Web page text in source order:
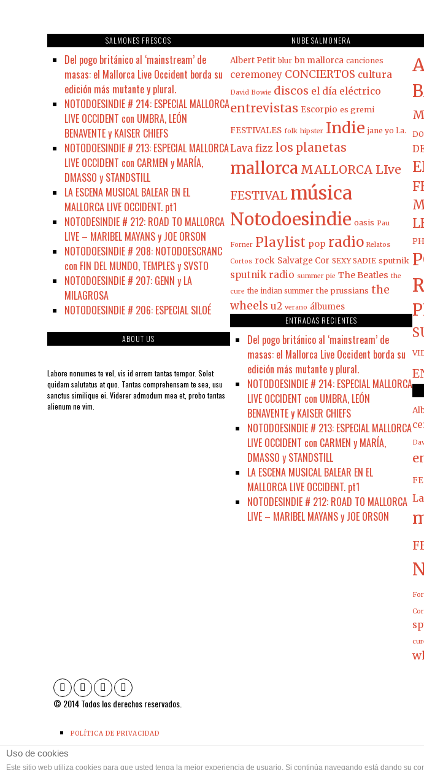
SALMONES FRESCOS
Del pogo británico al ‘mainstream’ de
masas: el Mallorca Live Occident borda su
edición más mutante y plural.
NOTODOESINDIE # 214: ESPECIAL MALLORCA
LIVE OCCIDENT con UMBRA, LEÓN
BENAVENTE y KAISER CHIEFS
NOTODOESINDIE # 213: ESPECIAL MALLORCA
LIVE OCCIDENT con CARMEN y MARÍA,
DMASSO y STANDSTILL
LA ESCENA MUSICAL BALEAR EN EL
MALLORCA LIVE OCCIDENT. pt1
NOTODESINDIE # 212: ROAD TO MALLORCA
LIVE – MARIBEL MAYANS y JOE ORSON
NOTODOESINDIE # 208: NOTODOESCRANC
con FIN DEL MUNDO, TEMPLES y SVSTO
NOTODOESINDIE # 207: GENN y LA
MILAGROSA
NOTODOESINDIE # 206: ESPECIAL SILOÉ
ABOUT US
Labore nonumes te vel, vis id errem tantas tempor. Solet
quidam salutatus at quo. Tantas comprehensam te sea, usu
sanctus similique ei. Viderer admodum mea et, probo tantas
alienum ne vim.
NUBE SALMONERA
Albert Petit blur bn mallorca canciones
ceremoney CONCIERTOS cultura
David Bowie discos el día eléctrico
entrevistas Escorpio es gremi
FESTIVALES folk hipster Indie jane yo l.a.
Lava fizz los planetas
mallorca MALLORCA LIve
FESTIVAL música
Notodoesindie oasis Pau
Forner Playlist pop radio Relatos
Cortos rock Salvatge Cor SEXY SADIE sputnik
sputnik radio summer pie The Beatles the
cure the indian summer the prussians the
wheels u2 verano álbumes
ENTRADAS RECIENTES
Del pogo británico al ‘mainstream’ de
masas: el Mallorca Live Occident borda su
edición más mutante y plural.
NOTODOESINDIE # 214: ESPECIAL MALLORCA
LIVE OCCIDENT con UMBRA, LEÓN
BENAVENTE y KAISER CHIEFS
NOTODOESINDIE # 213: ESPECIAL MALLORCA
LIVE OCCIDENT con CARMEN y MARÍA,
DMASSO y STANDSTILL
LA ESCENA MUSICAL BALEAR EN EL
MALLORCA LIVE OCCIDENT. pt1
NOTODESINDIE # 212: ROAD TO MALLORCA
LIVE – MARIBEL MAYANS y JOE ORSON
© 2014 Todos los derechos reservados.
POLÍTICA DE PRIVACIDAD
CONTACTO
Uso de cookies
Este sitio web utiliza cookies para que usted tenga la mejor experiencia de usuario. Si continúa navegando está dando su